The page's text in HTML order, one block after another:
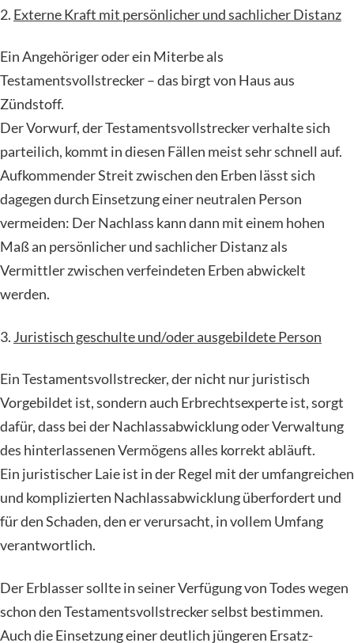
2. Externe Kraft mit persönlicher und sachlicher Distanz
Ein Angehöriger oder ein Miterbe als
Testamentsvollstrecker – das birgt von Haus aus
Zündstoff.
Der Vorwurf, der Testamentsvollstrecker verhalte sich
parteilich, kommt in diesen Fällen meist sehr schnell auf.
Aufkommender Streit zwischen den Erben lässt sich
dagegen durch Einsetzung einer neutralen Person
vermeiden: Der Nachlass kann dann mit einem hohen
Maß an persönlicher und sachlicher Distanz als
Vermittler zwischen verfeindeten Erben abwickelt
werden.
3. Juristisch geschulte und/oder ausgebildete Person
Ein Testamentsvollstrecker, der nicht nur juristisch
Vorgebildet ist, sondern auch Erbrechtsexperte ist, sorgt
dafür, dass bei der Nachlassabwicklung oder Verwaltung
des hinterlassenen Vermögens alles korrekt abläuft.
Ein juristischer Laie ist in der Regel mit der umfangreichen
und komplizierten Nachlassabwicklung überfordert und
für den Schaden, den er verursacht, in vollem Umfang
verantwortlich.
Der Erblasser sollte in seiner Verfügung von Todes wegen
schon den Testamentsvollstrecker selbst bestimmen.
Auch die Einsetzung einer deutlich jüngeren Ersatz-